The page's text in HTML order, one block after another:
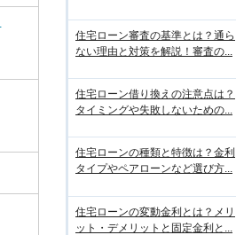
住宅ローン審査の基準とは？通ら
ない理由と対策を解説！審査の...
住宅ローン借り換えの注意点は？
タイミングや失敗しないための...
住宅ローンの種類と特徴は？金利
タイプやペアローンなど選び方...
住宅ローンの変動金利とは？メリ
ット・デメリットと固定金利と...